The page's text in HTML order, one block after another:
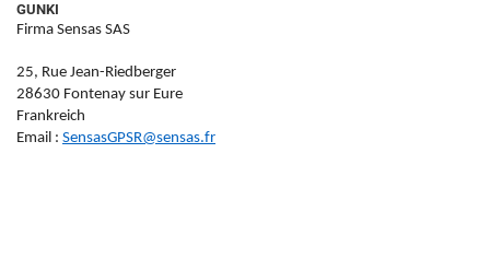
GUNKI
Firma Sensas SAS
25, Rue Jean-Riedberger
28630 Fontenay sur Eure
Frankreich
Email : SensasGPSR@sensas.fr